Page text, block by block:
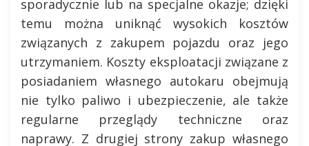
sporadycznie lub na specjalne okazje; dzięki
temu można uniknąć wysokich kosztów
związanych z zakupem pojazdu oraz jego
utrzymaniem. Koszty eksploatacji związane z
posiadaniem własnego autokaru obejmują
nie tylko paliwo i ubezpieczenie, ale także
regularne przeglądy techniczne oraz
naprawy. Z drugiej strony zakup własnego